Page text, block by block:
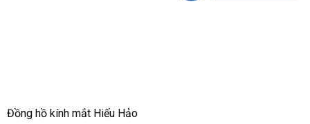
Đồng hồ kính mắt Hiếu Hảo